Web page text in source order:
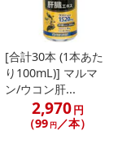
[合計30本 (1本あた
り100mL)] マルマ
ン/ウコン肝...
2,970円
（99 円／本）